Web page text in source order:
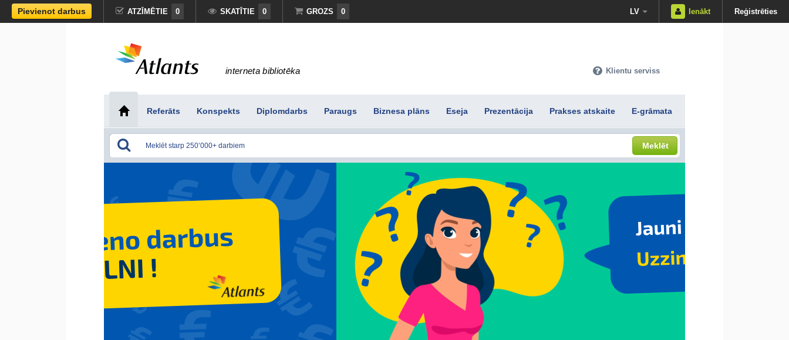
Pievienot darbus ATZĪMĒTIE 0 SKATĪTIE 0 GROZS 0 LV Ienākt Reģistrēties
interneta bibliotēka Klientu serviss
Referāts Konspekts Diplomdarbs Paraugs Biznesa plāns Eseja Prezentācija Prakses atskaite E-grāmata
Meklēt